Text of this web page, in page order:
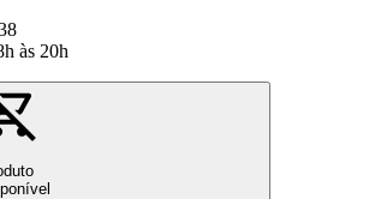
às 20h